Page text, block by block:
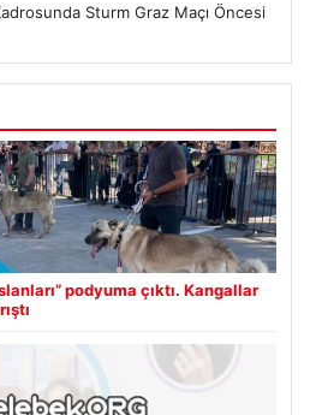
Sturm Graz Maçı Öncesi
podyuma çıktı. Kangallar